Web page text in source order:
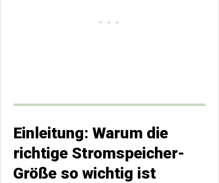
Einleitung: Warum die
richtige Stromspeicher-
Größe so wichtig ist